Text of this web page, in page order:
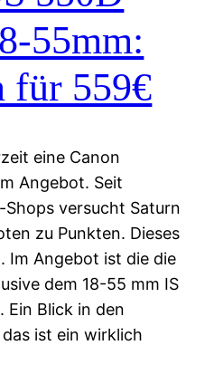
55mm:
für 559€
eine Canon
Angebot. Seit
versucht Saturn
zu Punkten. Dieses
Im Angebot ist die die
dem 18-55 mm IS
Ein Blick in den
ist ein wirklich